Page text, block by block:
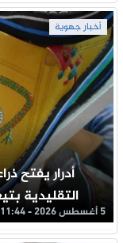
أخبار جهوية
أدرار يفتح
التقليدية
5 أغسطس 2026 - 11:44